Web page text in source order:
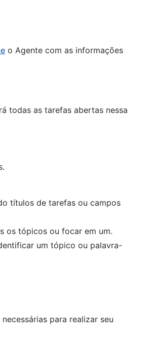
o Agente com as informações
todas as tarefas abertas nessa
títulos de tarefas ou campos
os tópicos ou focar em um.
um tópico ou palavra-
para realizar seu